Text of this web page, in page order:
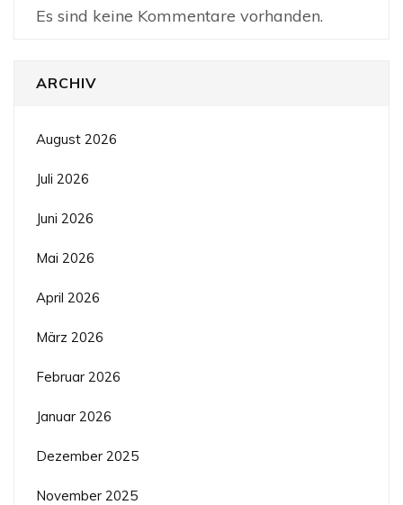
Es sind keine Kommentare vorhanden.
ARCHIV
August 2026
Juli 2026
Juni 2026
Mai 2026
April 2026
März 2026
Februar 2026
Januar 2026
Dezember 2025
November 2025